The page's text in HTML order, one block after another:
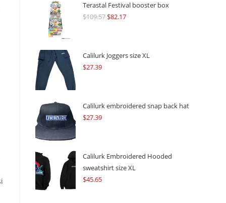
Terastal Festival booster box
$109.57Original
$109.57.
$82.17Current
$82.17.
Calilurk Joggers size XL
$27.39
Calilurk embroidered snap back hat
$27.39
Calilurk Embroidered Hooded
sweatshirt size XL
$45.65